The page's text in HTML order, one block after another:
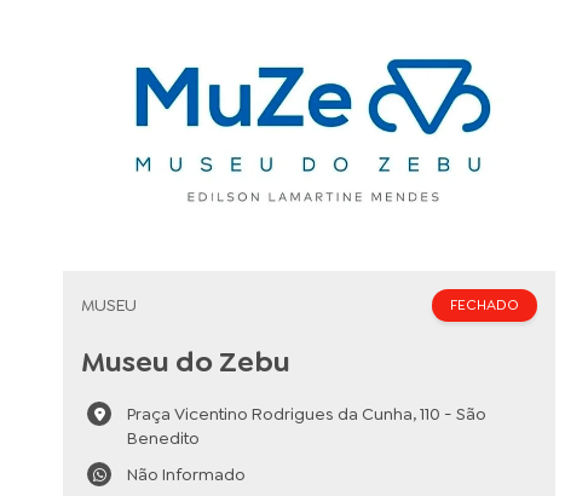
MUSEU FECHADO
Museu do Zebu
Praça Vicentino Rodrigues da Cunha, 110 - São
Benedito
Não Informado